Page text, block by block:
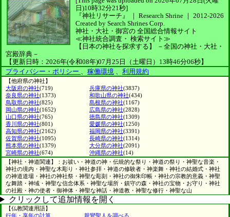
日)10時32分21秒]
『神社リサーチ』 ｜ Research Shrine ｜ 2012-2026
Created by Search Shrines Corp.
神社・大社・御宮の 全国総合情報サイト
≪神社統合調査・ 検索サイト≫
【日本の神社を探求する】
－全国の神社・大社・
宮殿辞典－
【更新日時：2026年(令和08年)07月25日（土曜日）13時46分06秒】
プライバシー・ポリシー
稼働環境 利用規約
【他府県の神社】
大阪府の神社(719) 兵庫県の神社(3837)
奈良県の神社(1373) 和歌山県の神社(434)
鳥取県の神社(825) 島根県の神社(1167)
岡山県の神社(1652) 広島県の神社(2828)
山口県の神社(765) 徳島県の神社(1309)
香川県の神社(801) 愛媛県の神社(1250)
高知県の神社(2162) 福岡県の神社(3391)
佐賀県の神社(1095) 長崎県の神社(1314)
熊本県の神社(1379) 大分県の神社(2091)
宮崎県の神社(674) 沖縄県の神社(14)
【神社・神道関連】：お祓い・神道の神・伝統的な祭り・神道の祭り・神聖な音楽・
神社の境内・神聖な木彫り・神社参拝・神道の修験者・神楽舞・神社の結婚式・神社
の神道道場・神社の神社祭・神聖な彫刻・神社の御朱印帳・神社の宗教的意義・神聖
な舞踏・神域・神聖な信念体系・神聖な場所・鎮守の森・神社の宝物・お守り・神社
の社殿・神の使者・御神体・神聖な神話・神道教・神聖な修行・神聖な山
クリックして追加情報を開く
【仏教関連用語】
行年・享年の計算
親鸞聖人を調べる